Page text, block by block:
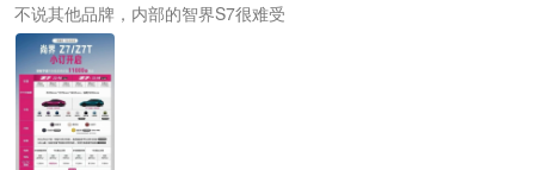
不说其他品牌，内部的智界S7很难受